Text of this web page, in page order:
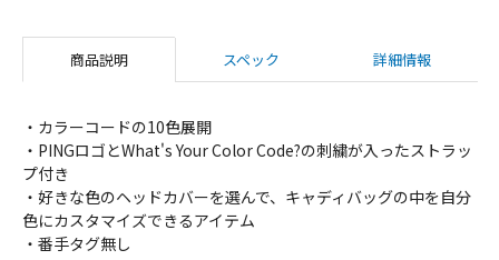
商品説明 スペック 詳細情報
・カラーコードの10色展開
・PINGロゴとWhat's Your Color Code?の刺繍が入ったストラッ
プ付き
・好きな色のヘッドカバーを選んで、キャディバッグの中を自分
色にカスタマイズできるアイテム
・番手タグ無し